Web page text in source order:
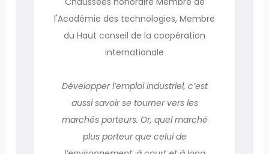
l'Académie des technologies, Membre
du Haut conseil de la coopération
internationale
Développer l’emploi industriel, c’est
aussi savoir se tourner vers les
marchés porteurs. Or, quel marché
plus porteur que celui de